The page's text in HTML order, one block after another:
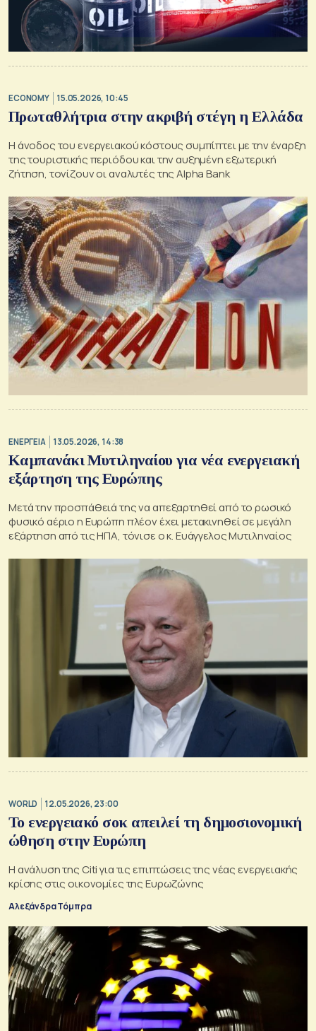
ECONOMY 15.05.2026, 10:45
Πρωταθλήτρια στην ακριβή στέγη η Ελλάδα
Η άνοδος του ενεργειακού κόστους συμπίπτει με την έναρξη
της τουριστικής περιόδου και την αυξημένη εξωτερική
ζήτηση, τονίζουν οι αναλυτές της Alpha Bank
ΕΝΕΡΓΕΙΑ 13.05.2026, 14:38
Καμπανάκι Μυτιληναίου για νέα ενεργειακή
εξάρτηση της Ευρώπης
Μετά την προσπάθειά της να απεξαρτηθεί από το ρωσικό
φυσικό αέριο η Ευρώπη πλέον έχει μετακινηθεί σε μεγάλη
εξάρτηση από τις ΗΠΑ, τόνισε ο κ. Ευάγγελος Μυτιληναίος
WORLD 12.05.2026, 23:00
Το ενεργειακό σοκ απειλεί τη δημοσιονομική
ώθηση στην Ευρώπη
Η ανάλυση της Citi για τις επιπτώσεις της νέας ενεργειακής
κρίσης στις οικονομίες της Ευρωζώνης
Αλεξάνδρα Τόμπρα